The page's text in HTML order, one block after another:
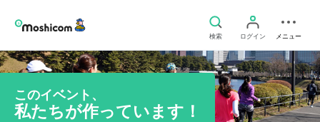
検索 ログイン メニュー
このイベント、
私たちが作っています！